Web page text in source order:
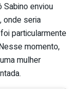
Sabino enviou
onde seria
particularmente
momento,
mulher